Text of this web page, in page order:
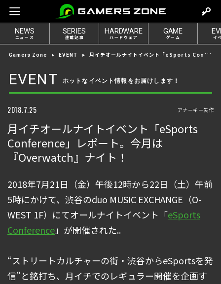
e
t
o
g
n
NEWS
ニュース
SERIES
連載記事
HARDWARE
ハードウェア
GAME
ゲーム イ
Gamers Zone EVENT 月イチオールナイトイベント「eSports Conference」レポート。今月は『Overwatch』ナイト！
EVENT ホットなイベント情報をお届けします！
2018.7.25 アナーキー矢作
月イチオールナイトイベント「eSports
Conference」レポート。今月は
『Overwatch』ナイト！
2018年7月21日（金）午後12時から22日（土）午前
5時にかけて、渋谷のduo MUSIC EXCHANGE（O-
WEST 1F）にてオールナイトイベント「eSports
Conference」が開催された。
“ストリートカルチャーの街・渋谷からeSportsを発
信”と銘打ち、月イチでのレギュラー開催を企画す